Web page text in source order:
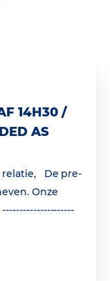
14H30 /
AS
relatie, De pre-
Onze